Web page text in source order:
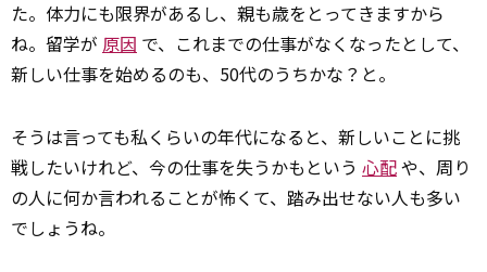
た。体力にも限界があるし、親も歳をとってきますから
ね。留学が 原因 で、これまでの仕事がなくなったとして、
新しい仕事を始めるのも、50代のうちかな？と。
そうは言っても私くらいの年代になると、新しいことに挑
戦したいけれど、今の仕事を失うかもという 心配や、周り
の人に何か言われることが怖くて、踏み出せない人も多い
でしょうね。